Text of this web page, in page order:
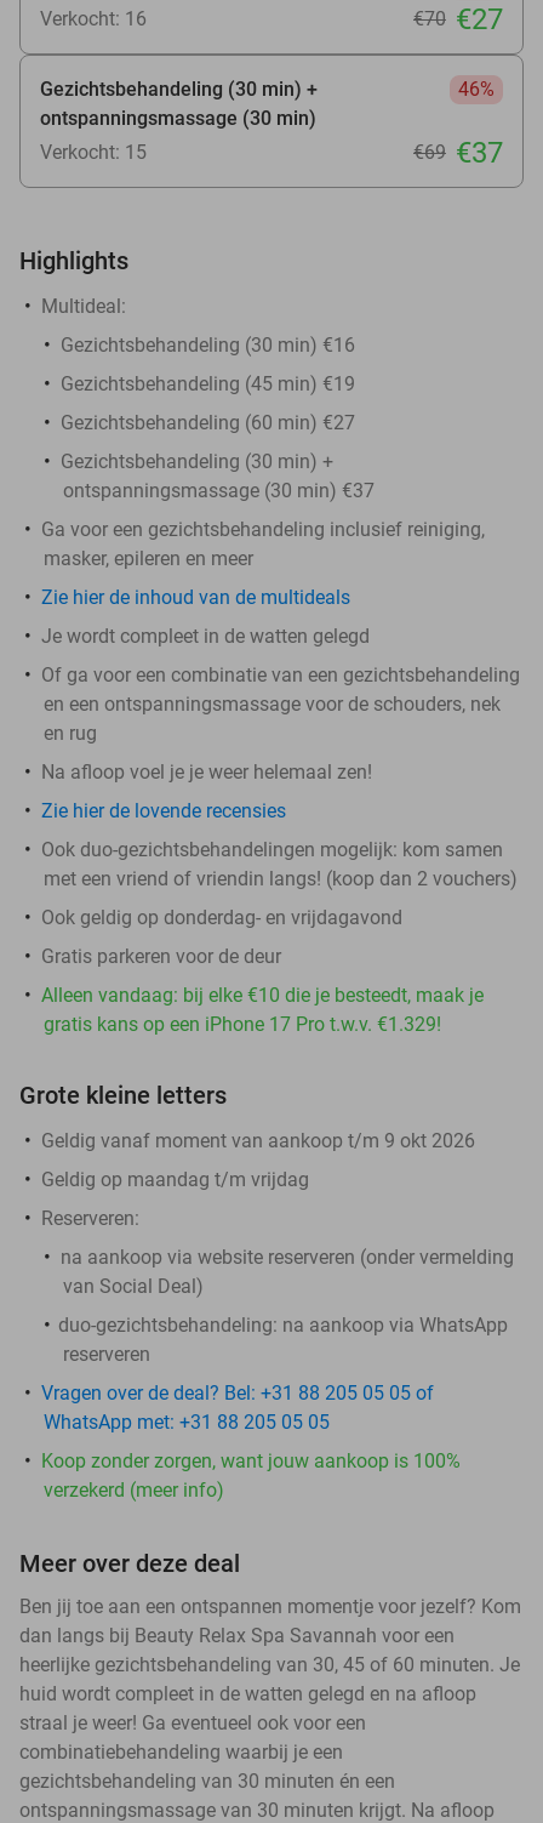
Verkocht: 16
€70 €27
Gezichtsbehandeling (30 min) +
ontspanningsmassage (30 min)
46%
Verkocht: 15 €69 €37
Highlights
Multideal:
Gezichtsbehandeling (30 min) €16
Gezichtsbehandeling (45 min) €19
Gezichtsbehandeling (60 min) €27
Gezichtsbehandeling (30 min) +
ontspanningsmassage (30 min) €37
Ga voor een gezichtsbehandeling inclusief reiniging,
masker, epileren en meer
Zie hier de inhoud van de multideals
Je wordt compleet in de watten gelegd
Of ga voor een combinatie van een gezichtsbehandeling
en een ontspanningsmassage voor de schouders, nek
en rug
Na afloop voel je je weer helemaal zen!
Zie hier de lovende recensies
Ook duo-gezichtsbehandelingen mogelijk: kom samen
met een vriend of vriendin langs! (koop dan 2 vouchers)
Ook geldig op donderdag- en vrijdagavond
Gratis parkeren voor de deur
Alleen vandaag: bij elke €10 die je besteedt, maak je
gratis kans op een iPhone 17 Pro t.w.v. €1.329!
Grote kleine letters
Geldig vanaf moment van aankoop t/m 9 okt 2026
Geldig op maandag t/m vrijdag
Reserveren:
na aankoop via website reserveren (onder vermelding
van Social Deal)
duo-gezichtsbehandeling: na aankoop via WhatsApp
reserveren
Vragen over de deal? Bel: +31 88 205 05 05 of
WhatsApp met: +31 88 205 05 05
Koop zonder zorgen, want jouw aankoop is 100%
verzekerd (meer info)
Meer over deze deal
Ben jij toe aan een ontspannen momentje voor jezelf? Kom
dan langs bij Beauty Relax Spa Savannah voor een
heerlijke gezichtsbehandeling van 30, 45 of 60 minuten. Je
huid wordt compleet in de watten gelegd en na afloop
straal je weer! Ga eventueel ook voor een
combinatiebehandeling waarbij je een
gezichtsbehandeling van 30 minuten én een
ontspanningsmassage van 30 minuten krijgt. Na afloop